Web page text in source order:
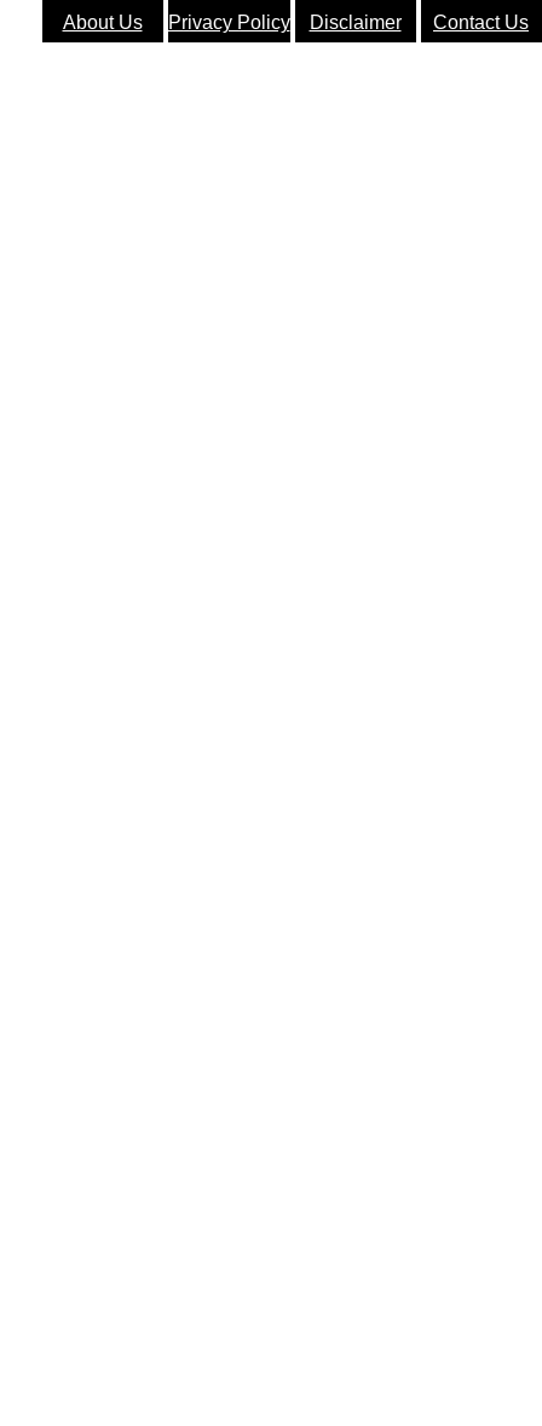
About Us Privacy Policy Disclaimer Contact Us